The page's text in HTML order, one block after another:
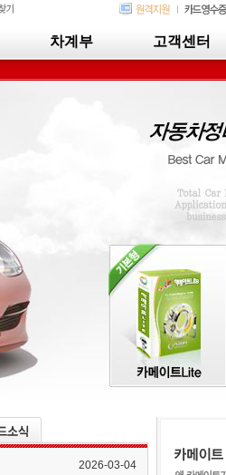
차계부 고객센터
2026-03-04